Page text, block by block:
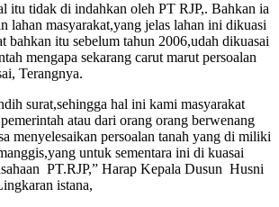
itu tidak di indahkan oleh PT RJP,. Bahkan ia
lahan masyarakat,yang jelas lahan ini dikuasi
bahkan itu sebelum tahun 2006,udah dikuasai
mengapa sekarang carut marut persoalan
Terangnya.
surat,sehingga hal ini kami masyarakat
atau dari orang orang berwenang
menyelesaikan persoalan tanah yang di miliki
untuk sementara ini di kuasai
PT.RJP,” Harap Kepala Dusun Husni
istana,